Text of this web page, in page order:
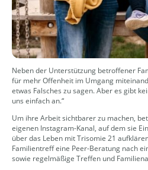
Neben der Unterstützung betroffener
für mehr Offenheit im Umgang
etwas Falsches zu sagen. Aber es gibt
uns einfach an.“
Um ihre Arbeit sichtbarer zu machen,
eigenen Instagram-Kanal, auf dem sie
über das Leben mit Trisomie 21
Familientreff eine Peer-Beratung nach
sowie regelmäßige Treffen und